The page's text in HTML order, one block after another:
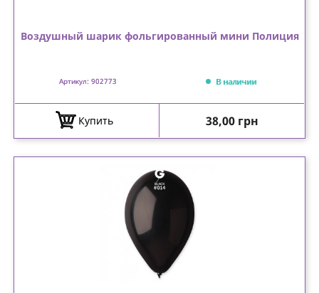
Воздушный шарик фольгированный мини Полиция
Артикул: 902773 В наличии
Купить Цена
38,00 грн